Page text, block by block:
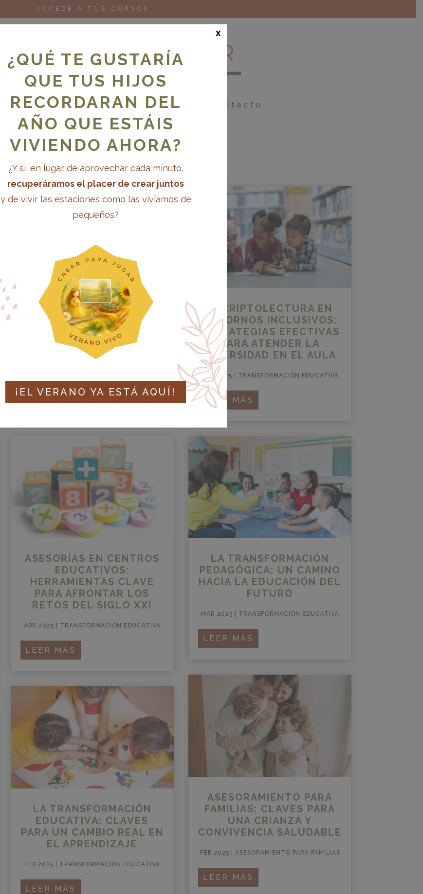
ACCEDE A TUS CURSOS
Cursos Para escuelas Blog Contacto
ESTRATEGIAS
PEDAGÓGICAS PARA
FOMENTAR EL
PENSAMIENTO CRÍTICO
DESDE LA INFANCIA
ASESORÍAS EN CENTROS
EDUCATIVOS:
HERRAMIENTAS CLAVE
PARA AFRONTAR LOS
RETOS DEL SIGLO XXI
ABR 2025 TRANSFORMACIÓN EDUCATIVA
LEER MÁS
LA TRANSFORMACIÓN
EDUCATIVA: CLAVES
PARA UN CAMBIO REAL EN
EL APRENDIZAJE
FEB 2025 TRANSFORMACIÓN EDUCATIVA
LEER MÁS
ESCRIPTOLECTURA EN
ENTORNOS INCLUSIVOS:
ESTRATEGIAS EFECTIVAS
PARA ATENDER LA
DIVERSIDAD EN EL AULA
MAY 2025 TRANSFORMACIÓN EDUCATIVA
LEER MÁS
LA TRANSFORMACIÓN
PEDAGÓGICA: UN CAMINO
HACIA LA EDUCACIÓN DEL
FUTURO
MAR 2025 TRANSFORMACIÓN EDUCATIVA
LEER MÁS
ASESORAMIENTO PARA
FAMILIAS: CLAVES PARA
UNA CRIANZA Y
CONVIVENCIA SALUDABLE
FEB 2025 ASESORAMIENTO PARA FAMILIAS
LEER MÁS
¿QUÉ TE GUSTARÍA
QUE TUS HIJOS
RECORDARAN DEL
AÑO QUE ESTÁIS
VIVIENDO AHORA?
¿Y si, en lugar de aprovechar cada minuto,
recuperáramos el placer de crear juntos
y de vivir las estaciones como las vivíamos de
pequeños?
¡EL VERANO YA ESTÁ AQUÍ!
x